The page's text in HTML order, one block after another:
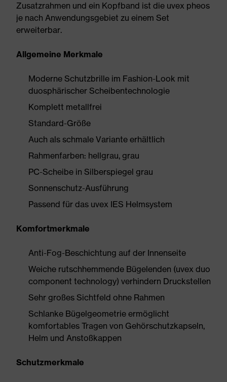
Zusatzrahmen und ein Kopfband ist die uvex pheos
je nach Anwendungsgebiet zu einem Set
erweiterbar.
Allgemeine Merkmale
Moderne Schutzbrille im Fashion-Look mit
duosphärischer Scheibentechnologie
Komplett metallfrei
Standard-Größe
Auch als schmale Variante erhältlich
Rahmenfarben: hellgrau, grau
PC-Scheibe in Silberspiegel grau
Sonnenschutz-Ausführung
Passend für das uvex IES Helmsystem
Komfortmerkmale
Anti-Fog-Beschichtung auf der Innenseite
Weiche rutschhemmende Bügelenden (uvex duo
component technology) verhindern Druckstellen
Sehr großes Sichtfeld ohne Rahmen
Schlanke Bügelgeometrie ermöglicht
komfortables Tragen von Gehörschutzkapseln,
Helm und Anstoßkappen
Schutzmerkmale